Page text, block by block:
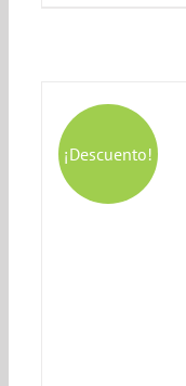
¡Descuento!